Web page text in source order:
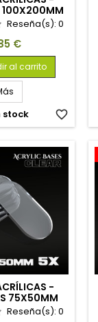
100X200MM
Reseña(s):0
€
al carrito
stock favorite_border
-
75X50MM
Reseña(s):0